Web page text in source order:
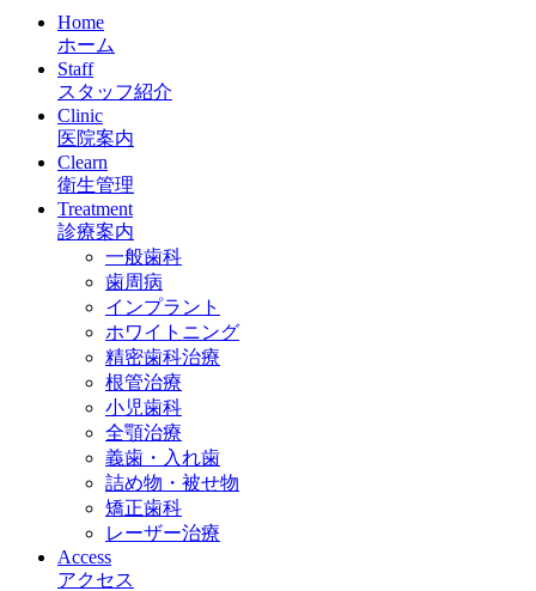
Home
ホーム
Staff
スタッフ紹介
Clinic
医院案内
Clearn
衛生管理
Treatment
診療案内
一般歯科
歯周病
インプラント
ホワイトニング
精密歯科治療
根管治療
小児歯科
全顎治療
義歯・入れ歯
詰め物・被せ物
矯正歯科
レーザー治療
Access
アクセス